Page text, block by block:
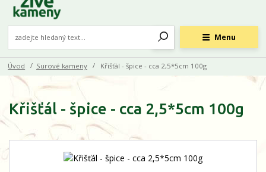
Menu
Úvod Surové kameny Křišťál - špice - cca 2,5*5cm 100g
Křišťál - špice - cca 2,5*5cm 100g